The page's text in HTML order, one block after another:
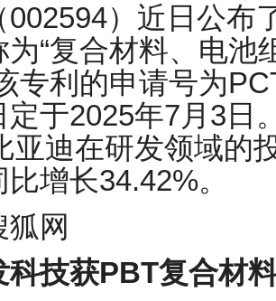
002594）近日公布
为“复合材料、电池
专利的申请号为
定于2025年7月3日
亚迪在研发领域的
增长34.42%。
网
科技获PBT复合材